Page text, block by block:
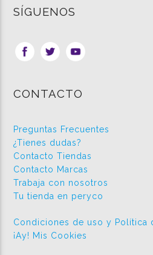
SÍGUENOS
CONTACTO
Preguntas Frecuentes
¿Tienes dudas?
Contacto Tiendas
Contacto Marcas
Trabaja con nosotros
Tu tienda en peryco
Condiciones de uso y Política
¡Ay! Mis Cookies